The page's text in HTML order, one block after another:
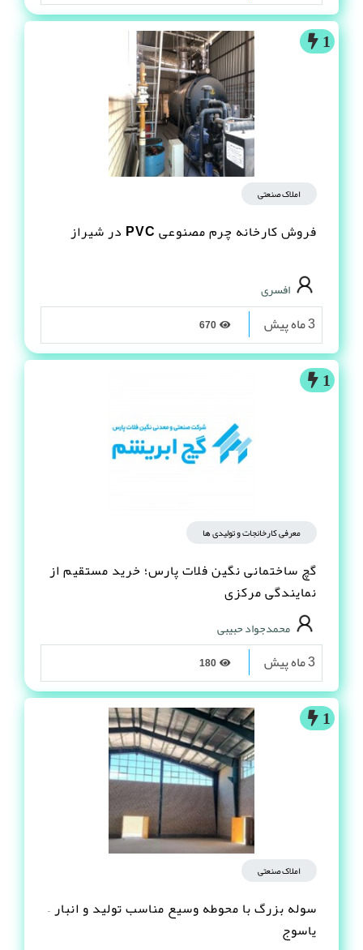
1
املاک صنعتی
فروش کارخانه چرم مصنوعى PVC در شیراز
افسری
3 ماه پیش
1
معرفی کارخانجات و تولیدی ها
گچ ساختمانی نگین فلات پارس؛ خرید مستقیم از
نمایندگی مرکزی
محمدجواد حبیبی
3 ماه پیش
1
املاک صنعتی
سوله بزرگ با محوطه وسیع مناسب تولید و انبار –
یاسوج